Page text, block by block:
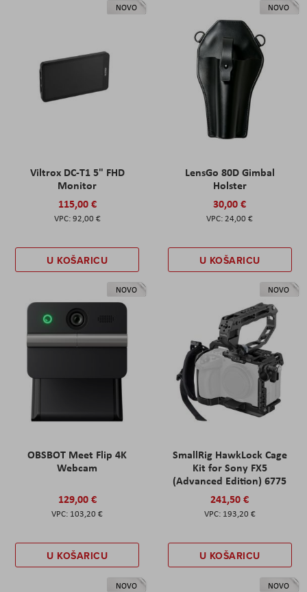
NOVO
Viltrox DC-T1 5" FHD
Monitor
115,00 €
92,00 €
U KOŠARICU
NOVO
LensGo 80D Gimbal
Holster
30,00 €
24,00 €
U KOŠARICU
NOVO
OBSBOT Meet Flip 4K
Webcam
129,00 €
103,20 €
U KOŠARICU
NOVO
SmallRig HawkLock Cage
Kit for Sony FX5
(Advanced Edition) 6775
241,50 €
193,20 €
U KOŠARICU
NOVO NOVO